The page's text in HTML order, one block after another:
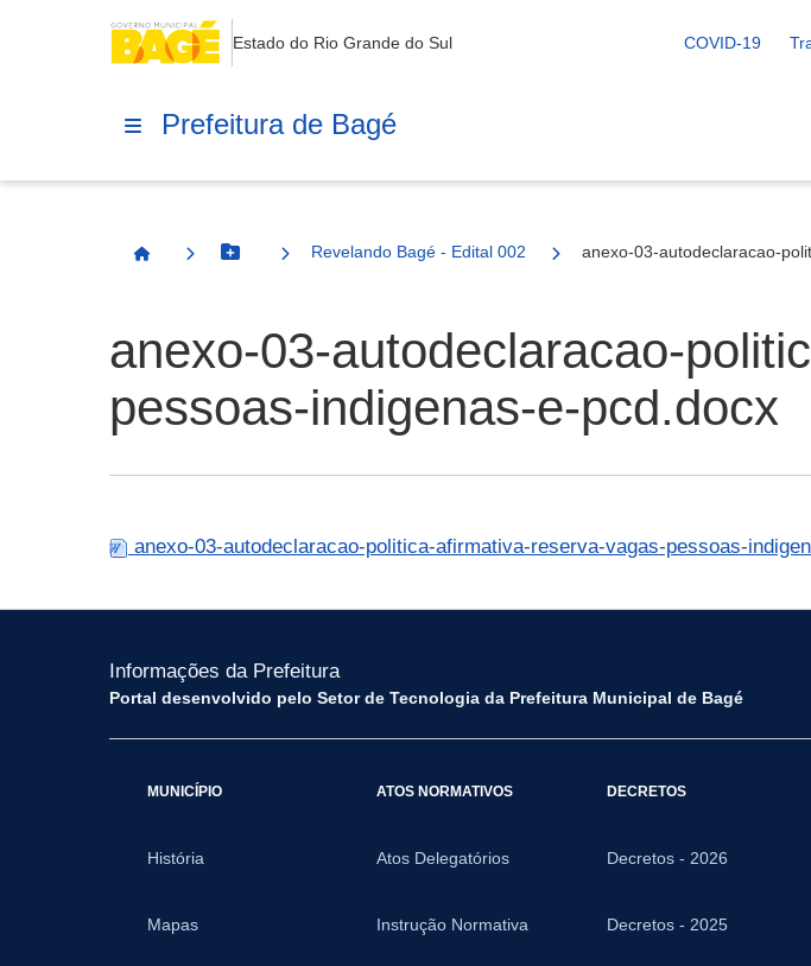
Estado do Rio Grande do Sul COVID-19
Prefeitura de Bagé
Página InicialBotão Menu
Revelando Bagé - Edital 002 anexo-03-autodeclaracao-
anexo-03-autodeclaracao-
pessoas-indigenas-e-pcd.docx
anexo-03-autodeclaracao-politica-afirmativa-reserva-vagas-pessoas-
Informações da Prefeitura
Portal desenvolvido pelo Setor de Tecnologia da Prefeitura Municipal de Bagé
MUNICÍPIO
História
Mapas
ATOS NORMATIVOS
Atos Delegatórios
Instrução Normativa
DECRETOS
Decretos - 2026
Decretos - 2025